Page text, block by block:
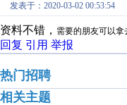
发表于：2020-03-02 00:53:54
资料不错， 需要的朋友可以拿
回复 引用 举报
热门招聘
相关主题